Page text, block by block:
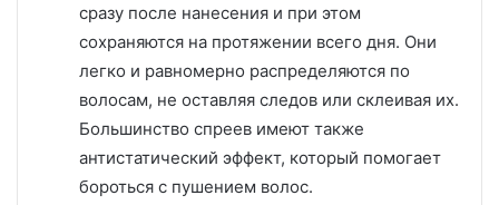
сразу после нанесения и при этом
сохраняются на протяжении всего дня. Они
легко и равномерно распределяются по
волосам, не оставляя следов или склеивая их.
Большинство спреев имеют также
антистатический эффект, который помогает
бороться с пушением волос.